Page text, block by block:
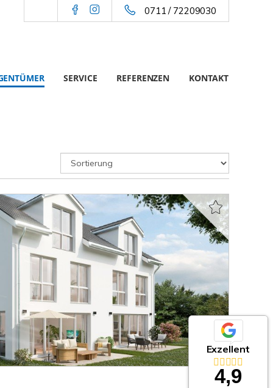
0711 / 72209030
SERVICE REFERENZEN KONTAKT
Exzellent
4,9